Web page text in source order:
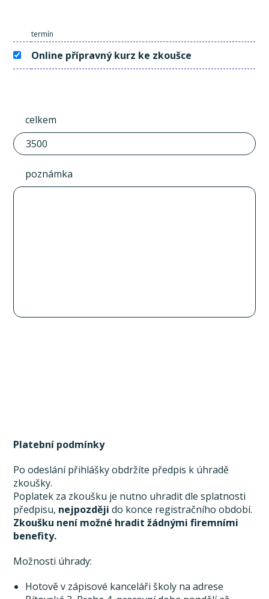
termín
Online přípravný kurz ke zkoušce
celkem
poznámka
Platební podmínky
Po odeslání přihlášky obdržíte předpis k úhradě
zkoušky.
Poplatek za zkoušku je nutno uhradit dle splatnosti
předpisu, nejpozději do konce registračního období.
Zkoušku není možné hradit žádnými firemními
benefity.
Možnosti úhrady:
Hotově v zápisové kanceláři školy na adrese